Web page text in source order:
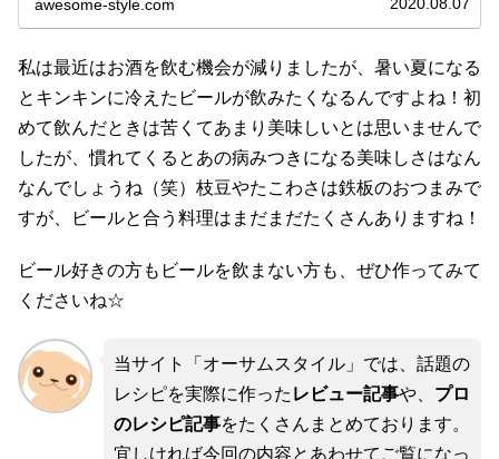
awesome-style.com 2020.08.07
私は最近はお酒を飲む機会が減りましたが、暑い夏になる
とキンキンに冷えたビールが飲みたくなるんですよね！初
めて飲んだときは苦くてあまり美味しいとは思いませんで
したが、慣れてくるとあの病みつきになる美味しさはなん
なんでしょうね（笑）枝豆やたこわさは鉄板のおつまみで
すが、ビールと合う料理はまだまだたくさんありますね！
ビール好きの方もビールを飲まない方も、ぜひ作ってみて
くださいね☆
当サイト「オーサムスタイル」では、話題の
レシピを実際に作った レビュー記事や、 プロ
のレシピ記事をたくさんまとめております。
宜しければ今回の内容とあわせてご覧になっ